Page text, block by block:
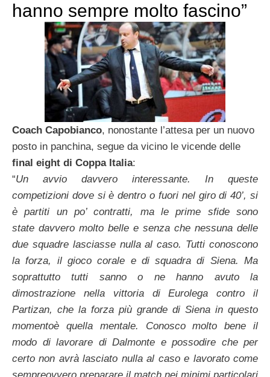
hanno sempre molto fascino”
Coach Capobianco, nonostante l’attesa per un nuovo
posto in panchina, segue da vicino le vicende delle
final eight di Coppa Italia:
“Un avvio davvero interessante. In queste
competizioni dove si è dentro o fuori nel giro di 40’, si
è partiti un po’ contratti, ma le prime sfide sono
state davvero molto belle e senza che nessuna delle
due squadre lasciasse nulla al caso. Tutti conoscono
la forza, il gioco corale e di squadra di Siena. Ma
soprattutto tutti sanno o ne hanno avuto la
dimostrazione nella vittoria di Eurolega contro il
Partizan, che la forza più grande di Siena in questo
momentoè quella mentale. Conosco molto bene il
modo di lavorare di Dalmonte e possodire che per
certo non avrà lasciato nulla al caso e lavorato come